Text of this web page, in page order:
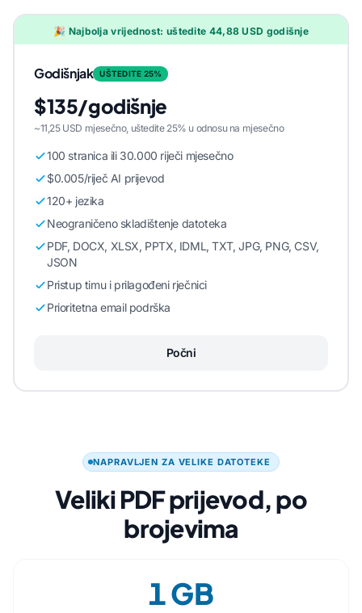
🎉 Najbolja vrijednost: uštedite 44,88 USD godišnje
Godišnjak UŠTEDITE 25%
$135/godišnje
~11,25 USD mjesečno, uštedite 25% u odnosu na mjesečno
100 stranica ili 30.000 riječi mjesečno
$0.005/riječ AI prijevod
120+ jezika
Neograničeno skladištenje datoteka
PDF, DOCX, XLSX, PPTX, IDML, TXT, JPG, PNG, CSV,
JSON
Pristup timu i prilagođeni rječnici
Prioritetna email podrška
Počni
NAPRAVLJEN ZA VELIKE DATOTEKE
Veliki PDF prijevod, po
brojevima
1 GB